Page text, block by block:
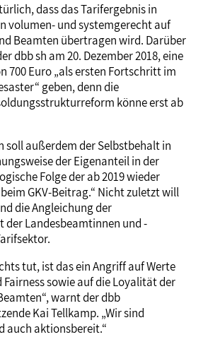
dass das Tarifergebnis in
volumen- und systemgerecht auf
Beamten übertragen wird. Darüber
dbb sh am 20. Dezember 2018, eine
700 Euro „als ersten Fortschritt im
geben, denn die
könne erst ab
soll außerdem der Selbstbehalt in
der Eigenanteil in der
Folge der ab 2019 wieder
GKV-Beitrag.“ Nicht zuletzt will
die Angleichung der
der Landesbeamtinnen und -
tut, ist das ein Angriff auf Werte
sowie auf die Loyalität der
warnt der dbb
Kai Tellkamp. „Wir sind
auch aktionsbereit.“